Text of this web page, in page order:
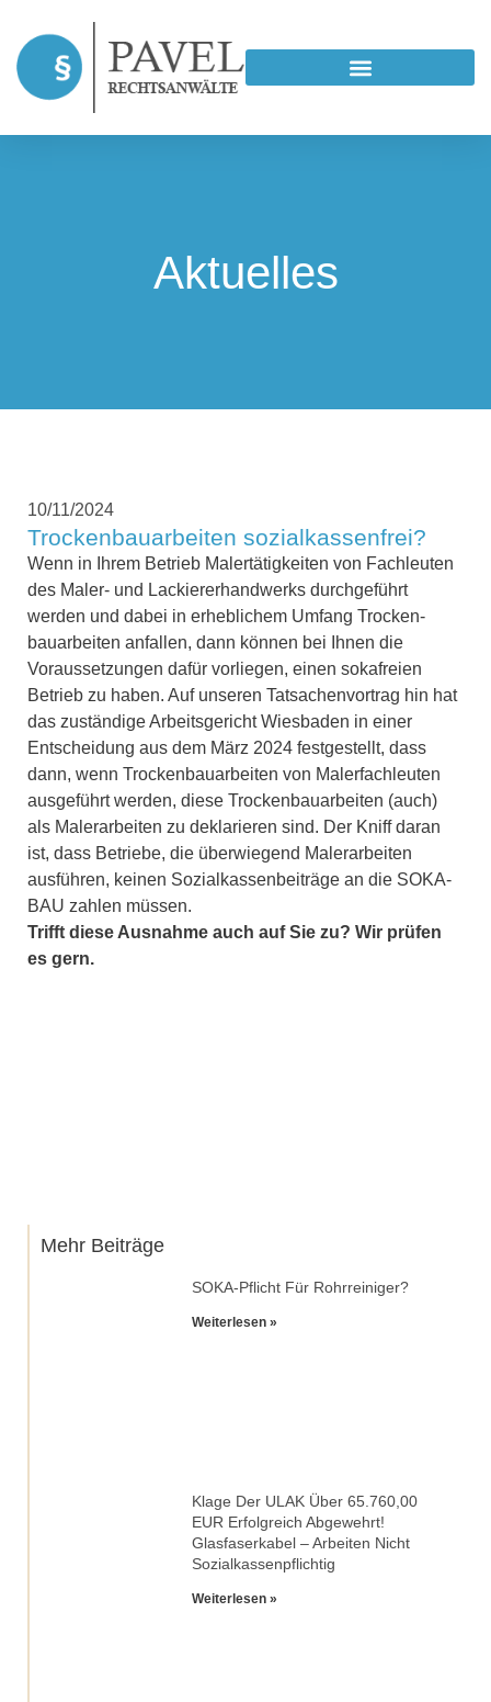
Aktuelles
10/11/2024
Trockenbauarbeiten sozialkassenfrei?
Wenn in Ihrem Betrieb Malertätigkeiten von Fach­leuten
des Maler- und Lackierer­handwerks durchgeführt
werden und dabei in erheblichem Umfang Trocken­
bauarbeiten anfallen, dann können bei Ihnen die
Voraussetzungen dafür vorliegen, einen sokafreien
Betrieb zu haben. Auf unseren Tat­sachen­vortrag hin hat
das zuständige Arbeits­gericht Wies­baden in einer
Entscheidung aus dem März 2024 festgestellt, dass
dann, wenn Trocken­bau­arbeiten von Maler­fachleuten
ausgeführt werden, diese Trocken­bauarbeiten (auch)
als Malerarbeiten zu deklarieren sind. Der Kniff daran
ist, dass Betriebe, die überwiegend Malerarbeiten
ausführen, keinen Sozial­kassen­beiträge an die SOKA-
BAU zahlen müssen.
Trifft diese Ausnahme auch auf Sie zu? Wir prüfen
es gern.
Mehr Beiträge
SOKA-Pflicht Für Rohrreiniger?
Weiterlesen »
Klage Der ULAK Über 65.760,00
EUR Erfolgreich Abgewehrt!
Glasfaserkabel – Arbeiten Nicht
Sozialkassenpflichtig
Weiterlesen »